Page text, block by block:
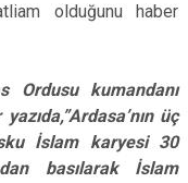
olduğunu haber
Ordusu kumandanı
üç
İslam karyesi 30
basılarak İslam